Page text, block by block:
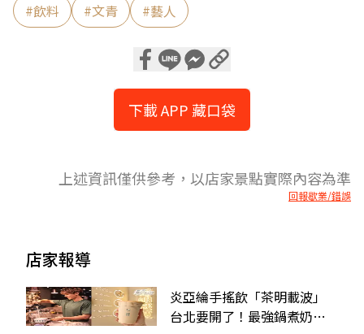
#飲料 #文青 #藝人
下載 APP 藏口袋
上述資訊僅供參考，以店家景點實際內容為準
回報歇業/錯誤
店家報導
炎亞綸手搖飲「茶明載波」
台北要開了！最強鍋煮奶茶